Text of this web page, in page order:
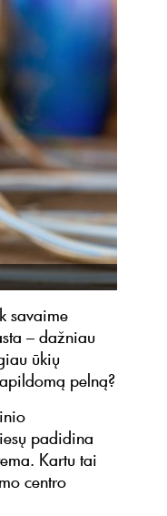
savaime
– dažniau
ūkių
pelną?
padidina
Kartu tai
centro